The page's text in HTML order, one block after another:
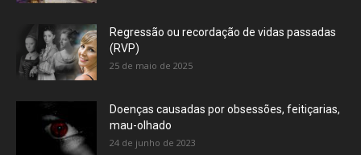
Regressão ou recordação de vidas passadas
(RVP)
25 de maio de 2025
Doenças causadas por obsessões, feitiçarias,
mau-olhado
24 de junho de 2023